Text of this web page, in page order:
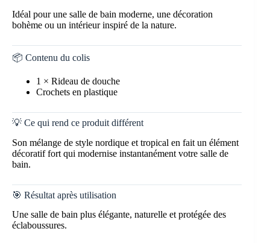
Idéal pour une salle de bain moderne, une décoration
bohème ou un intérieur inspiré de la nature.
📦 Contenu du colis
1 × Rideau de douche
Crochets en plastique
💡 Ce qui rend ce produit différent
Son mélange de style nordique et tropical en fait un élément
décoratif fort qui modernise instantanément votre salle de
bain.
🎯 Résultat après utilisation
Une salle de bain plus élégante, naturelle et protégée des
éclaboussures.